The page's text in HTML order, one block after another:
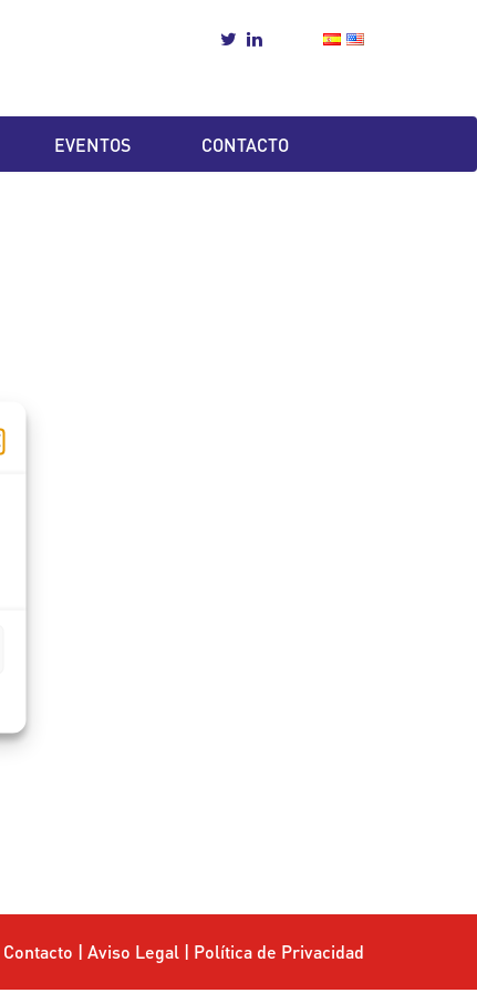
EVENTOS CONTACTO
Contacto | Aviso Legal | Política de Privacidad